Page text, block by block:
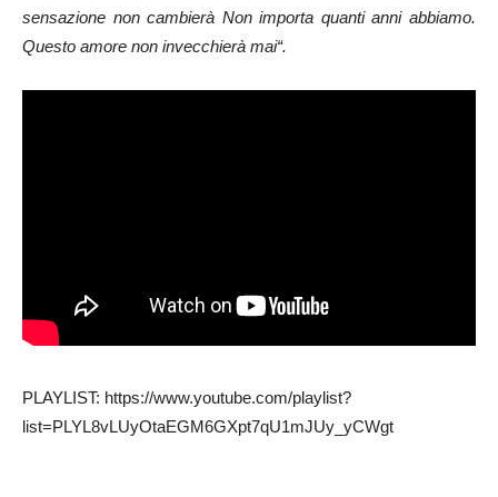
sensazione non cambierà Non importa quanti anni abbiamo.
Questo amore non invecchierà mai“.
PLAYLIST: https://www.youtube.com/playlist?
list=PLYL8vLUyOtaEGM6GXpt7qU1mJUy_yCWgt